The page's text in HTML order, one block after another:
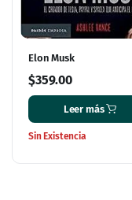
Elon Musk
$359.00
Leer más
Sin Existencia